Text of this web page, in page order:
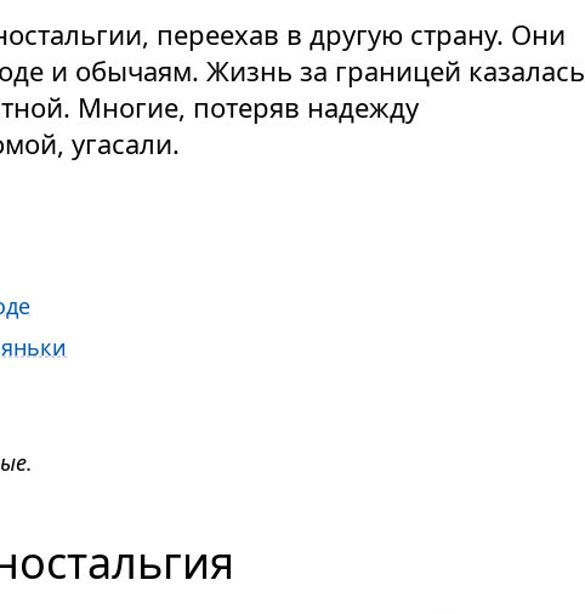
переехав в другую страну. Они
и обычаям. Жизнь за границей казалась
Многие, потеряв надежду
угасали.